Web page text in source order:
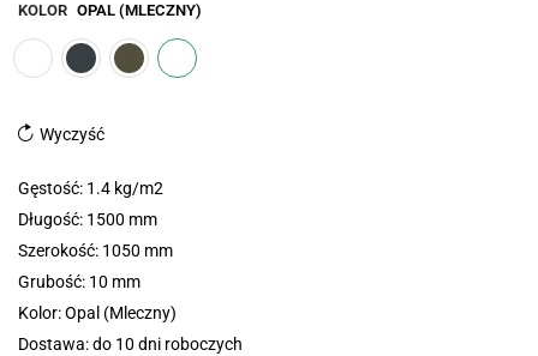
KOLOR OPAL (MLECZNY)
Wyczyść
Gęstość: 1.4 kg/m2
Długość: 1500 mm
Szerokość: 1050 mm
Grubość: 10 mm
Kolor: Opal (Mleczny)
Dostawa: do 10 dni roboczych